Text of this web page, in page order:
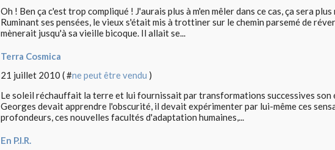
Oh ! Ben ça c'est trop compliqué ! J'aurais plus à m'en mêler dans ce cas, ça sera
Ruminant ses pensées, le vieux s'était mis à trottiner sur le chemin parsemé de
mènerait jusqu'à sa vieille bicoque. Il allait se...
Terra Cosmica
21 juillet 2010 ( #ne peut être vendu )
Le soleil réchauffait la terre et lui fournissait par transformations successives son
Georges devait apprendre l'obscurité, il devait expérimenter par lui-même ces
profondeurs, ces nouvelles facultés d'adaptation humaines,...
En P.I.R.